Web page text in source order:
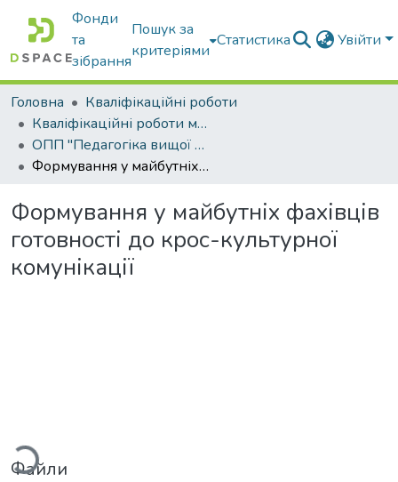
Фонди
та
зібрання
Пошук за
критеріями
Статистика Увійти
Головна
Кваліфікаційні роботи
Кваліфікаційні роботи магістрів
ОПП "Педагогіка вищої школи"
Формування у майбутніх фахівців готовності до крос-культурної комунікації
Формування у майбутніх фахівців
готовності до крос-культурної
комунікації
Вантажиться...
Файли